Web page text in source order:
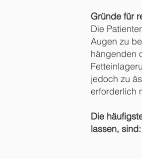
Gründe für
Die
Augen zu
hängenden
jedoch zu
erforderlich
Die
lassen, sind: